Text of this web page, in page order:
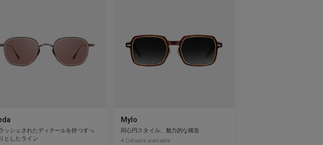
ッシュされたディテールを持つすっ
としたライン
Mylo
同心円スタイル、魅力的な構造
4 Colours available